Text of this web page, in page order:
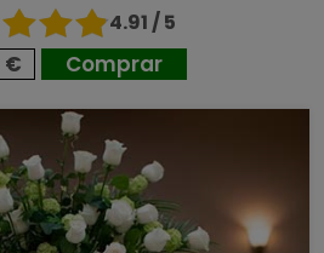
4.91 / 5
€ Comprar